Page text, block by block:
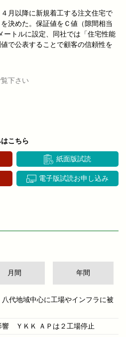
月以降に新規着工する注文住宅で
決めた。保証値をＣ値（隙間相当
ートルに設定、同社では「住宅性能
で公表することで顧客の信頼性を
下さい
こちら
紙面版試読
電子版試読お申し込み
月間 年間
代地域中心に工場やインフラに被
響 ＹＫＫ ＡＰは２工場停止